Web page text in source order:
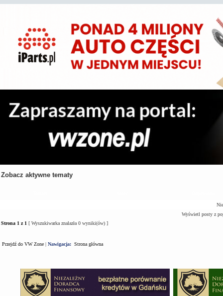
Zobacz aktywne tematy
Wyświetl posty z
Strona 1 z 1 [ Wyszukiwarka znalazła 0 wyniki(ów) ]
Przejdź do VW Zone | Nawigacja: Strona główna